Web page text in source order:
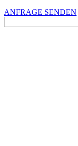
ANFRAGE SENDEN
nach: